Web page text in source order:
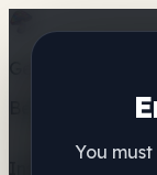
You
Get the
Better than